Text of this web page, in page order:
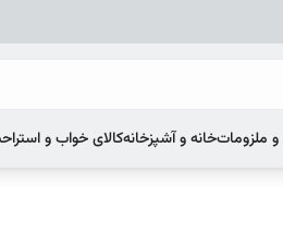
ملزوماتخانه و آشپزخانهکالای خواب و